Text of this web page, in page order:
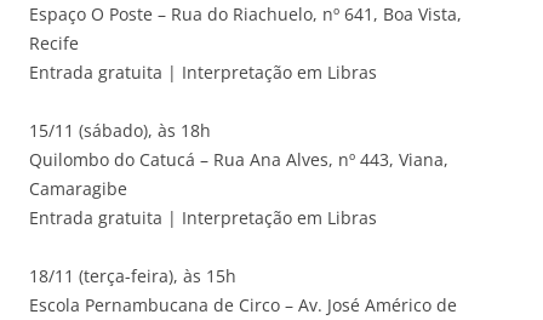
Espaço O Poste – Rua do Riachuelo, nº 641, Boa Vista,
Recife
Entrada gratuita | Interpretação em Libras
15/11 (sábado), às 18h
Quilombo do Catucá – Rua Ana Alves, nº 443, Viana,
Camaragibe
Entrada gratuita | Interpretação em Libras
18/11 (terça-feira), às 15h
Escola Pernambucana de Circo – Av. José Américo de